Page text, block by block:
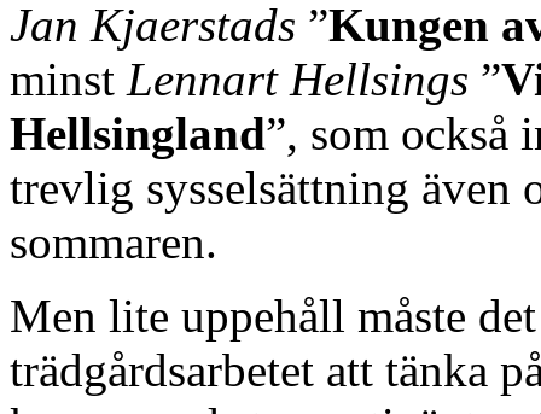
Jan Kjaerstads ”Kungen
minst Lennart Hellsings ”
Hellsingland”, som också
trevlig sysselsättning även
sommaren.
Men lite uppehåll måste
trädgårdsarbetet att tänka